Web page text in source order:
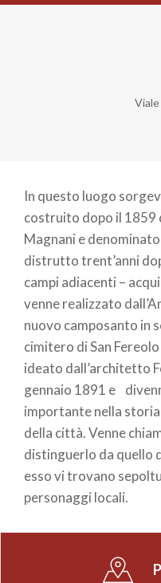
In questo luogo
costruito dopo il 1859
Magnani e
distrutto trent’anni
campi adiacenti –
venne realizzato
nuovo camposanto in
cimitero di San
ideato dall’architetto
gennaio 1891 e
importante nella
della città. Venne
distinguerlo da quello
esso vi trovano
personaggi locali.